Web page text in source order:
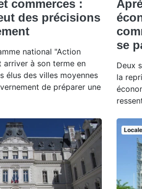
commerces :
des précisions
national "Action
à son terme en
élus des villes moyennes
de préparer une
se
Deux
la